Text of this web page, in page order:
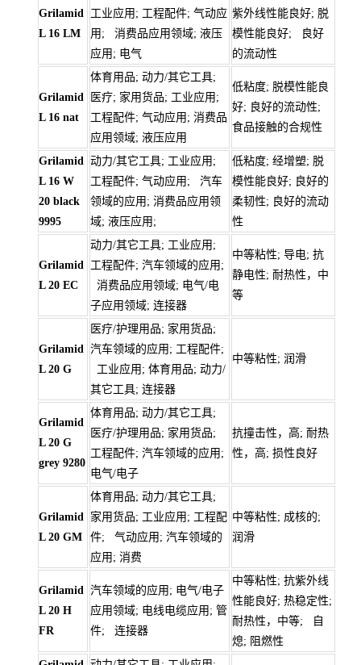
Grilamid
L 16 LM
工业应用; 工程配件; 气动应
用; 消费品应用领域; 液压
应用; 电气
紫外线性能良好; 脱
模性能良好; 良好
的流动性
Grilamid
L 16 nat
体育用品; 动力/其它工具;
医疗; 家用货品; 工业应用;
工程配件; 气动应用; 消费品
应用领域; 液压应用
低粘度; 脱模性能良
好; 良好的流动性;
食品接触的合规性
Grilamid
L 16 W
20 black
9995
动力/其它工具; 工业应用;
工程配件; 气动应用; 汽车
领域的应用; 消费品应用领
域; 液压应用;
低粘度; 经增塑; 脱
模性能良好; 良好的
柔韧性; 良好的流动
性
Grilamid
L 20 EC
动力/其它工具; 工业应用;
工程配件; 汽车领域的应用;
消费品应用领域; 电气/电
子应用领域; 连接器
中等粘性; 导电; 抗
静电性; 耐热性，中
等
Grilamid
L 20 G
医疗/护理用品; 家用货品;
汽车领域的应用; 工程配件;
工业应用; 体育用品; 动力/
其它工具; 连接器
中等粘性; 润滑
Grilamid
L 20 G
grey 9280
体育用品; 动力/其它工具;
医疗/护理用品; 家用货品;
工程配件; 汽车领域的应用;
电气/电子
抗撞击性，高; 耐热
性，高; 损性良好
Grilamid
L 20 GM
体育用品; 动力/其它工具;
家用货品; 工业应用; 工程配
件; 气动应用; 汽车领域的
应用; 消费
中等粘性; 成核的;
润滑
Grilamid
L 20 H
FR
汽车领域的应用; 电气/电子
应用领域; 电线电缆应用; 管
件; 连接器
中等粘性; 抗紫外线
性能良好; 热稳定性;
耐热性，中等; 自
熄; 阻燃性